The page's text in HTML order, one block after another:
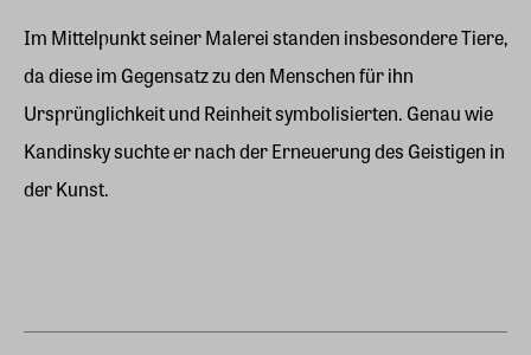
Im Mittelpunkt seiner Malerei standen insbesondere Tiere,
da diese im Gegensatz zu den Menschen für ihn
Ursprünglichkeit und Reinheit symbolisierten. Genau wie
Kandinsky suchte er nach der Erneuerung des Geistigen in
der Kunst.